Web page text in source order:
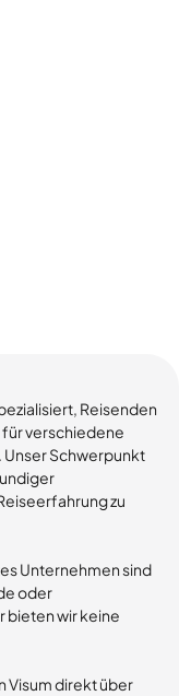
Reisenden
verschiedene
Unser Schwerpunkt
zu
Unternehmen sind
oder
bieten wir keine
Visum direkt über